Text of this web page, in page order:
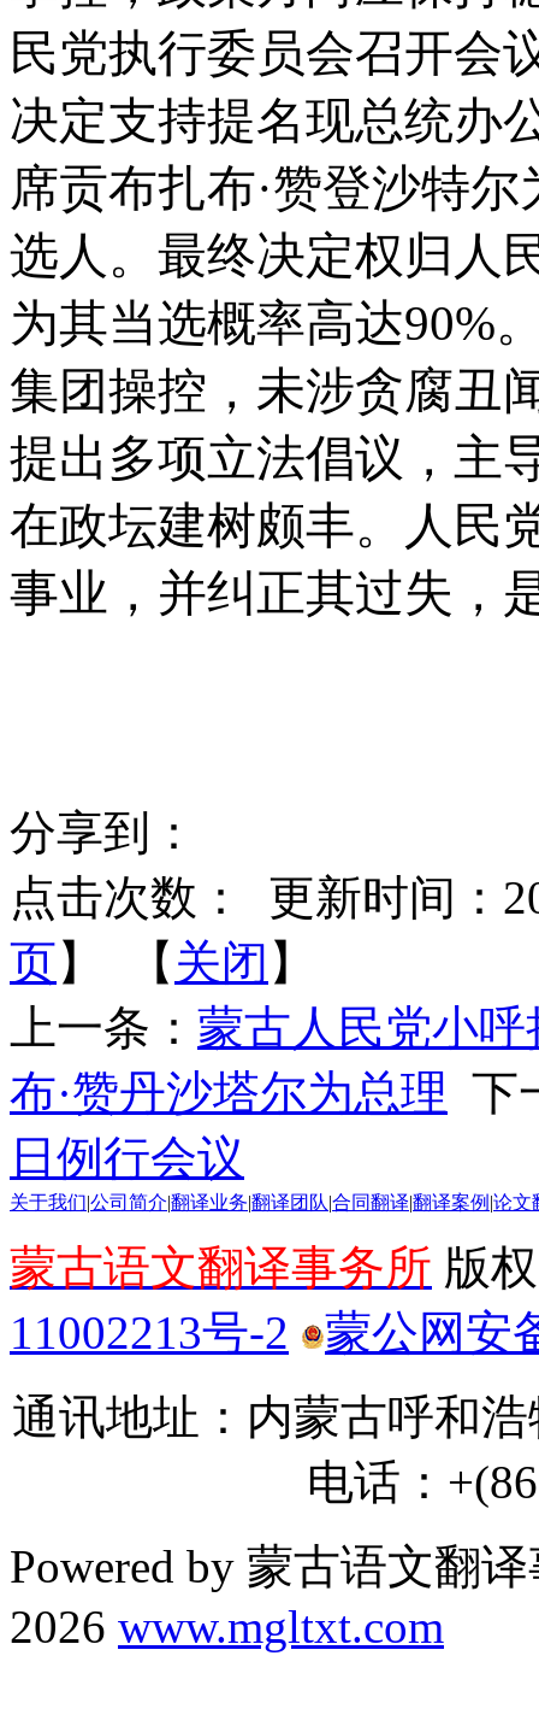
民党执行委员会召开会
决定支持提名现总统办
席贡布扎布·赞登沙特
选人。最终决定权归人
为其当选概率高达90%
集团操控，未涉贪腐丑
提出多项立法倡议，主
在政坛建树颇丰。人民
事业，并纠正其过失，
分享到：
点击次数：
更新时间：
页】 【 关闭 】
上一条： 蒙古人民党小
布·赞丹沙塔尔为总理 下
日例行会议
关于我们 公司简介 翻译业务 翻译团队 合同翻译 翻译案例 论文
蒙古语文翻译事务所 版
11002213号-2
蒙公网安
通讯地址：内蒙古呼和
电话：
Powered by 蒙古语文翻
2026 www.mgltxt.com